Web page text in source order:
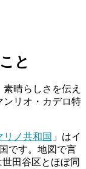
と
晴らしさを伝え
ンリオ・カデロ特
リノ共和国 」はイ
です。地図で言
田谷区とほぼ同